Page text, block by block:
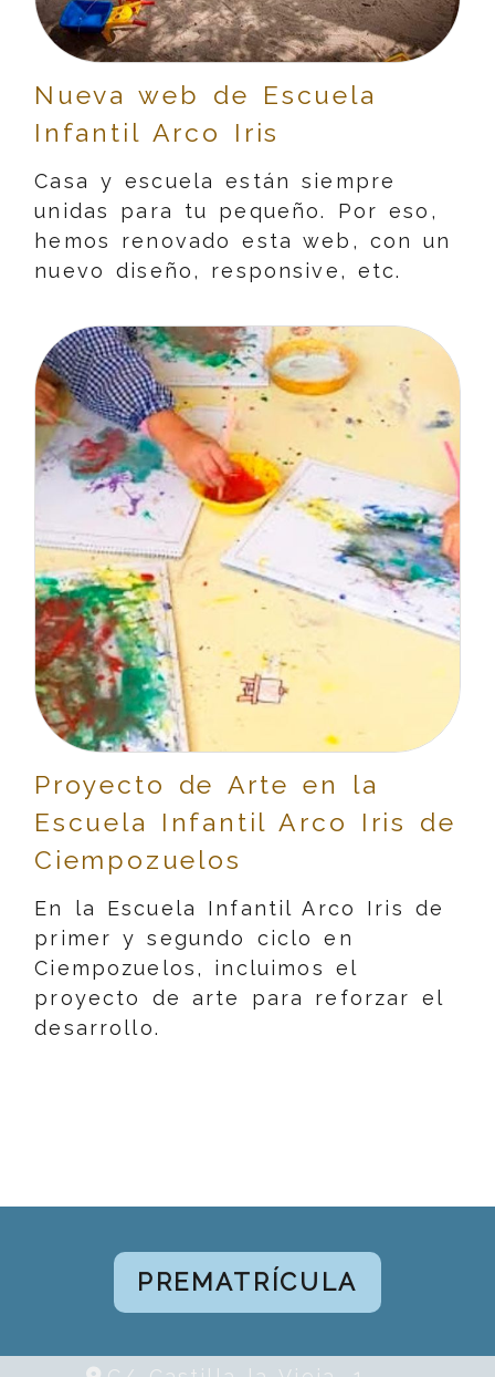
Nueva web de Escuela
Infantil Arco Iris
Casa y escuela están siempre
unidas para tu pequeño. Por eso,
hemos renovado esta web, con un
nuevo diseño, responsive, etc.
Proyecto de Arte en la
Escuela Infantil Arco Iris de
Ciempozuelos
En la Escuela Infantil Arco Iris de
primer y segundo ciclo en
Ciempozuelos, incluimos el
proyecto de arte para reforzar el
desarrollo.
PREMATRÍCULA